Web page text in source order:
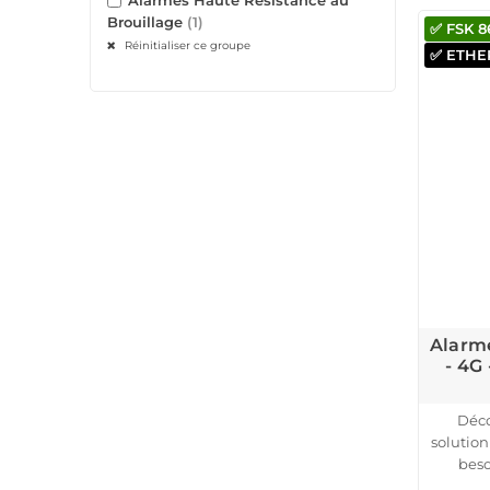
Brouillage (1)
Réinitialiser ce groupe
✅
✅ FSK
- 4G